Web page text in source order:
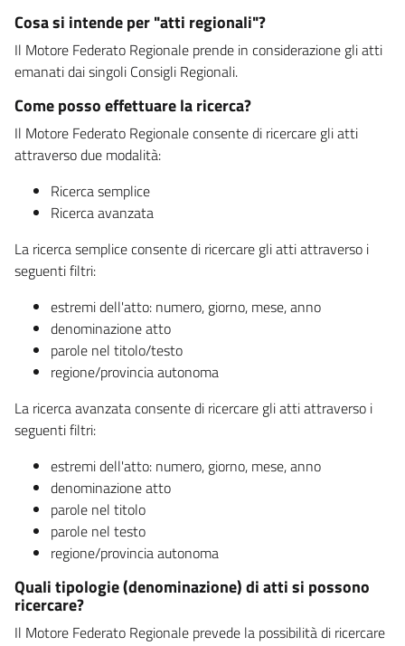
Cosa si intende per "atti regionali"?
Il Motore Federato Regionale prende in considerazione gli atti
emanati dai singoli Consigli Regionali.
Come posso effettuare la ricerca?
Il Motore Federato Regionale consente di ricercare gli atti
attraverso due modalità:
Ricerca semplice
Ricerca avanzata
La ricerca semplice consente di ricercare gli atti attraverso i
seguenti filtri:
estremi dell'atto: numero, giorno, mese, anno
denominazione atto
parole nel titolo/testo
regione/provincia autonoma
La ricerca avanzata consente di ricercare gli atti attraverso i
seguenti filtri:
estremi dell'atto: numero, giorno, mese, anno
denominazione atto
parole nel titolo
parole nel testo
regione/provincia autonoma
Quali tipologie (denominazione) di atti si possono
ricercare?
Il Motore Federato Regionale prevede la possibilità di ricercare